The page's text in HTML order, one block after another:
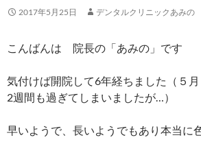
2017年5月25日 デンタルクリニックあみの
こんばんは 院長の「あみの」です
気付けば開院して6年経ちました（５
2週間も過ぎてしまいましたが…）
早いようで、長いようでもあり本当に